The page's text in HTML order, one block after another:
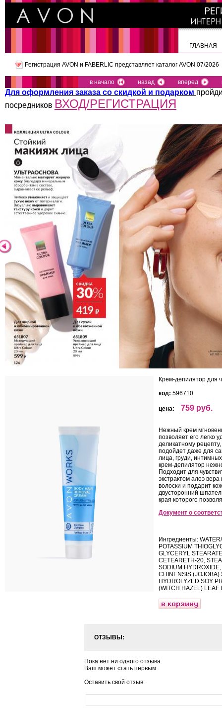
ГЛАВНАЯ
Регистрация AVON и FABERLIC представляет каталог AVON 07/2026
в начало назад вперед
Для оформления заказа со скидкой и подарком
посредников ВХОД/РЕГИСТРАЦИЯ
Крем-депилятор для
код: 596710
цена: 759 руб.
Нежный крем
позволяет его легко
деликатному
подойдет даже для
лица, груди,
крем-депилятор
Подходит для
экстрактом алоэ
волоски и подарит
двусторонний
края которого
Документ о
Ингредиенты:
POTASSIUM
GLYCERYL
CETEARETH-20,
SODIUM
CHINENSIS (JOJOBA)
HYDROLYZED SOY
(WITCH HAZEL) LEAF
ОТЗЫВЫ:
Пока нет ни одного отзыва.
Ваш может стать первым.
Оставить свой отзыв: